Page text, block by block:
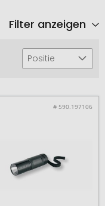
Filter anzeigen
Positie
# 590.197106